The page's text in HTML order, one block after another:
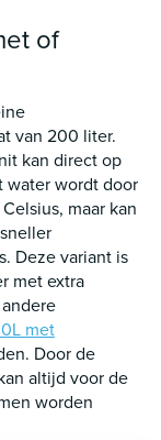
of
van 200 liter.
kan direct op
water wordt door
maar kan
Deze variant is
met extra
met
Door de
altijd voor de
worden